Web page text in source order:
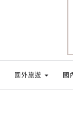
國外旅遊 國